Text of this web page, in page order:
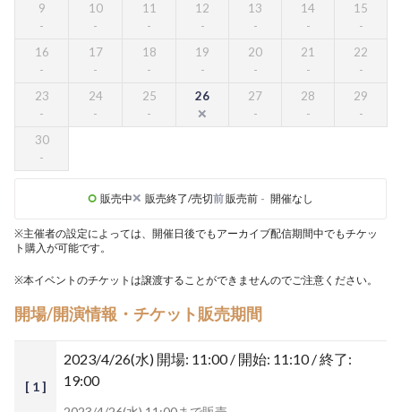
9 10 11 12 13 14 15
16 17 18 19 20 21 22
23 24 25 26 27 28 29
30
販売中 販売終了/売切前販売前 - 開催なし
※主催者の設定によっては、開催日後でもアーカイブ配信期間中でもチケッ
ト購入が可能です。
※本イベントのチケットは譲渡することができませんのでご注意ください。
開場/開演情報・チケット販売期間
[ 1 ]
2023/4/26(水) 開場: 11:00 / 開始: 11:10 / 終了:
19:00